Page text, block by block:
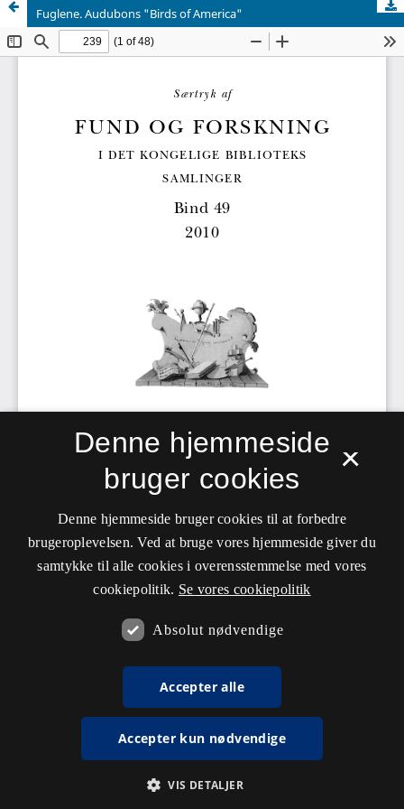
Fuglene. Audubons "Birds of America"
×
Denne hjemmeside
bruger cookies
Denne hjemmeside bruger cookies til at forbedre
brugeroplevelsen. Ved at bruge vores hjemmeside giver du
samtykke til alle cookies i overensstemmelse med vores
cookiepolitik. Se vores cookiepolitik
Absolut nødvendige
Accepter alle
Accepter kun nødvendige
VIS DETALJER